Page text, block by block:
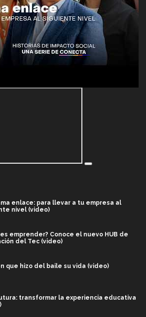
enlace: para llevar a tu empresa al
nivel (video)
emprender? Conoce el nuevo HUB de
del Tec (video)
que hizo del baile su vida (video)
transformar la experiencia educativa